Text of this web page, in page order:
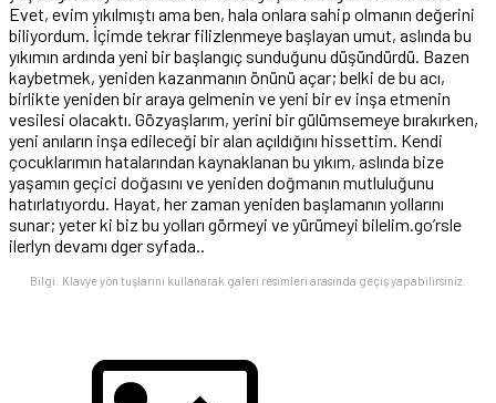
Evet, evim yıkılmıştı ama ben, hala onlara sahip olmanın değerini
biliyordum. İçimde tekrar filizlenmeye başlayan umut, aslında bu
yıkımın ardında yeni bir başlangıç sunduğunu düşündürdü. Bazen
kaybetmek, yeniden kazanmanın önünü açar; belki de bu acı,
birlikte yeniden bir araya gelmenin ve yeni bir ev inşa etmenin
vesilesi olacaktı. Gözyaşlarım, yerini bir gülümsemeye bırakırken,
yeni anıların inşa edileceği bir alan açıldığını hissettim. Kendi
çocuklarımın hatalarından kaynaklanan bu yıkım, aslında bize
yaşamın geçici doğasını ve yeniden doğmanın mutluluğunu
hatırlatıyordu. Hayat, her zaman yeniden başlamanın yollarını
sunar; yeter ki biz bu yolları görmeyi ve yürümeyi bilelim.go’rsle
ilerlyn devamı dger syfada..
Bilgi: Klavye yön tuşlarını kullanarak galeri resimleri arasında geçiş yapabilirsiniz.